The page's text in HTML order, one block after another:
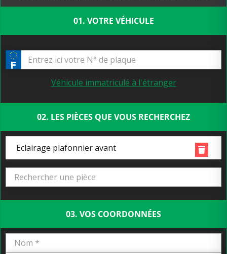
01. VOTRE VÉHICULE
Véhicule immatriculé à l'étranger
02. LES PIÈCES QUE VOUS RECHERCHEZ
Eclairage plafonnier avant
03. VOS COORDONNÉES